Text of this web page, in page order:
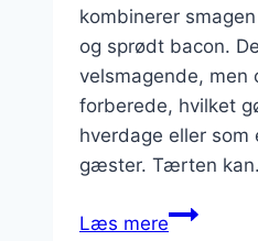
kombinerer
og sprødt bacon.
velsmagende, men
forberede, hvilket
hverdage eller
gæster. Tærten
Læs merePorretærte